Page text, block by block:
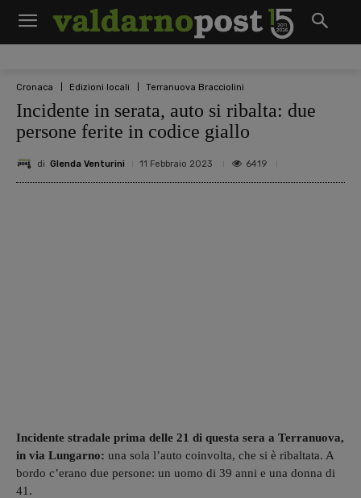
Cronaca Edizioni locali Terranuova Bracciolini
Incidente in serata, auto si ribalta: due
persone ferite in codice giallo
di Glenda Venturini 11 Febbraio 2023 6419
Incidente stradale prima delle 21 di questa sera a Terranuova,
in via Lungarno: una sola l’auto coinvolta, che si è ribaltata. A
bordo c’erano due persone: un uomo di 39 anni e una donna di
41.